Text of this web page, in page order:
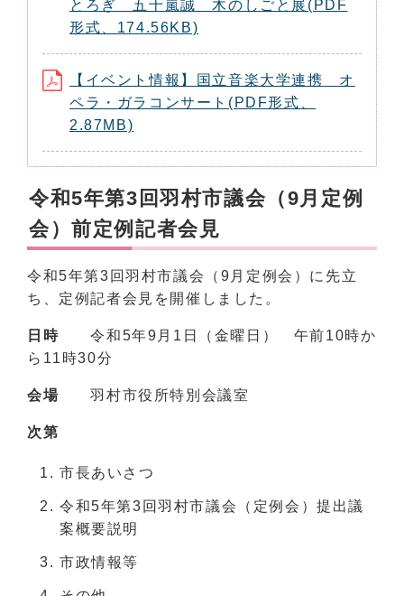
とろぎ 五十嵐誠 木のしごと展(PDF
形式、174.56KB)
【イベント情報】国立音楽大学連携 オ
ペラ・ガラコンサート(PDF形式、
2.87MB)
令和5年第3回羽村市議会（9月定例
会）前定例記者会見
令和5年第3回羽村市議会（9月定例会）に先立
ち、定例記者会見を開催しました。
日時 令和5年9月1日（金曜日） 午前10時か
ら11時30分
会場 羽村市役所特別会議室
次第
市長あいさつ
令和5年第3回羽村市議会（定例会）提出議
案概要説明
市政情報等